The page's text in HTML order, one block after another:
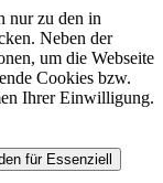
nur zu den in
Neben der
um die Webseite
Cookies bzw.
Ihrer Einwilligung.
für Essenziell